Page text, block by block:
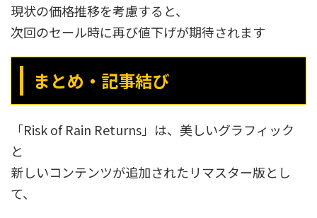
現状の価格推移を考慮すると、
次回のセール時に再び値下げが期待されます
まとめ・記事結び
「Risk of Rain Returns」は、美しいグラフィック
と
新しいコンテンツが追加されたリマスター版とし
て、